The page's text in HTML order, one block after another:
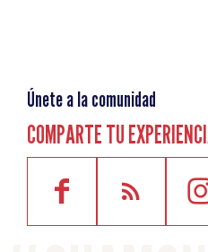
Únete a la comunidad
COMPARTE TU